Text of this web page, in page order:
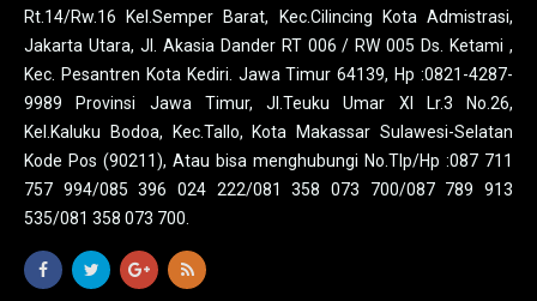
Rt.14/Rw.16 Kel.Semper Barat, Kec.Cilincing Kota Admistrasi,
Jakarta Utara, Jl. Akasia Dander RT 006 / RW 005 Ds. Ketami ,
Kec. Pesantren Kota Kediri. Jawa Timur 64139, Hp :0821-4287-
9989 Provinsi Jawa Timur, Jl.Teuku Umar XI Lr.3 No.26,
Kel.Kaluku Bodoa, Kec.Tallo, Kota Makassar Sulawesi-Selatan
Kode Pos (90211), Atau bisa menghubungi No.Tlp/Hp :087 711
757 994/085 396 024 222/081 358 073 700/087 789 913
535/081 358 073 700.